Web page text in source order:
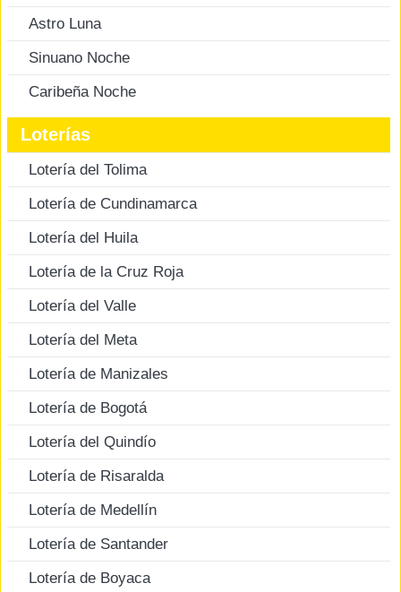
Astro Luna
Sinuano Noche
Caribeña Noche
Loterías
Lotería del Tolima
Lotería de Cundinamarca
Lotería del Huila
Lotería de la Cruz Roja
Lotería del Valle
Lotería del Meta
Lotería de Manizales
Lotería de Bogotá
Lotería del Quindío
Lotería de Risaralda
Lotería de Medellín
Lotería de Santander
Lotería de Boyaca